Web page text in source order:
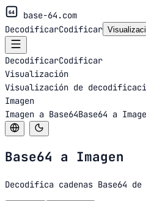
64
base-64.com
DecodificarCodificar
DecodificarCodificar
Visualización
Visualización de
Imagen
Imagen a Base64Base64 a
Base64 a Imagen
Decodifica cadenas Base64